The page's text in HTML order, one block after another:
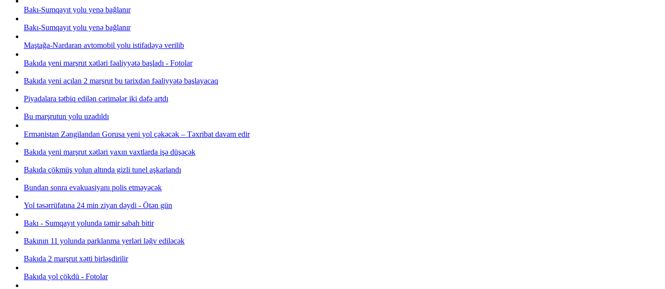
Bakı-Sumqayıt yolu yenə bağlanır
Bakı-Sumqayıt yolu yenə bağlanır
Maştağa-Nardaran avtomobil yolu istifadəyə verilib
Bakıda yeni marşrut xətləri fəaliyyətə başladı - Fotolar
Bakıda yeni açılan 2 marşrut bu tarixdən fəaliyyətə başlayacaq
Piyadalara tətbiq edilən cərimələr iki dəfə artdı
Bu marşrutun yolu uzadıldı
Ermənistan Zəngilandan Gorusa yeni yol çəkəcək – Təxribat davam edir
Bakıda yeni marşrut xətləri yaxın vaxtlarda işə düşəcək
Bakıda çökmüş yolun altında gizli tunel aşkarlandı
Bundan sonra evakuasiyanı polis etməyəcək
Yol təsərrüfatına 24 min ziyan dəydi - Ötən gün
Bakı - Sumqayıt yolunda təmir sabah bitir
Bakının 11 yolunda parklanma yerləri ləğv ediləcək
Bakıda 2 marşrut xətti birləşdirilir
Bakıda yol çökdü - Fotolar